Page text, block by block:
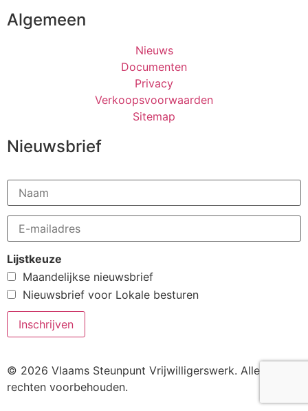
Algemeen
Nieuws
Documenten
Privacy
Verkoopsvoorwaarden
Sitemap
Nieuwsbrief
Lijstkeuze
Maandelijkse nieuwsbrief
Nieuwsbrief voor Lokale besturen
© 2026 Vlaams Steunpunt Vrijwilligerswerk. Alle
rechten voorbehouden.